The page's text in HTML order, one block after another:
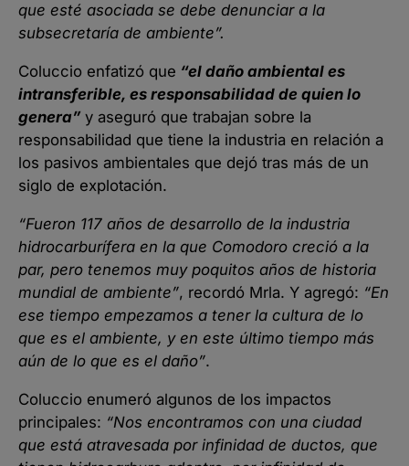
que esté asociada se debe denunciar a la
subsecretaría de ambiente”.
Coluccio enfatizó que “el daño ambiental es
intransferible, es responsabilidad de quien lo
genera” y aseguró que trabajan sobre la
responsabilidad que tiene la industria en relación a
los pasivos ambientales que dejó tras más de un
siglo de explotación.
“Fueron 117 años de desarrollo de la industria
hidrocarburífera en la que Comodoro creció a la
par, pero tenemos muy poquitos años de historia
mundial de ambiente”, recordó Mrla. Y agregó: “En
ese tiempo empezamos a tener la cultura de lo
que es el ambiente, y en este último tiempo más
aún de lo que es el daño”.
Coluccio enumeró algunos de los impactos
principales: “Nos encontramos con una ciudad
que está atravesada por infinidad de ductos, que